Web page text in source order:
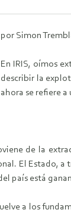
por Simon
En IRIS, oímos
describir la
ahora se refiere
de la
El Estado, a
país está
a los